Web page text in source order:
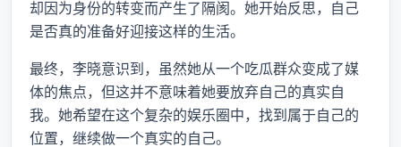
却因为身份的转变而产生了隔阂。她开始反思，自己
是否真的准备好迎接这样的生活。
最终，李晓意识到，虽然她从一个吃瓜群众变成了媒
体的焦点，但这并不意味着她要放弃自己的真实自
我。她希望在这个复杂的娱乐圈中，找到属于自己的
位置，继续做一个真实的自己。